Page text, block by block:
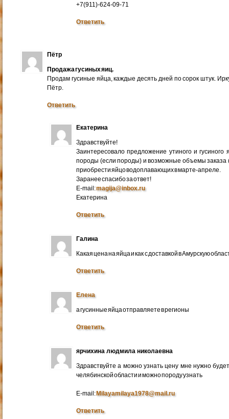
+7(911)-624-09-71
Ответить
Пётр
Продажа гусиных яиц.
Продам гусиные яйца, каждые десять дней по сорок штук.
Пётр.
Ответить
Екатерина
Здравствуйте!
Заинтересовало предложение утиного и
породы (если породы) и возможные объемы заказа
приобрести яйцо водоплавающих в марте-апреле.
Заранее спасибо за ответ!
E-mail:magija@inbox.ru
Екатерина
Ответить
Галина
Какая цена на яйца и как с доставкой в Амурскую
Ответить
Елена
а гусинные яйца отправляете в регионы
Ответить
ярчихина людмила николаевна
Здравствуйте а можно узнать цену мне нужно
челябинской области и можно породу узнать
E-mail:Milayamilaya1978@mail.ru
Ответить